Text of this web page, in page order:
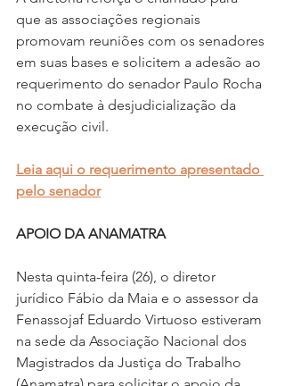
que as associações regionais
promovam reuniões com os senadores
em suas bases e solicitem a adesão ao
requerimento do senador Paulo Rocha
no combate à desjudicialização da
execução civil.
Leia aqui o requerimento apresentado
pelo senador
APOIO DA ANAMATRA
Nesta quinta-feira (26), o diretor
jurídico Fábio da Maia e o assessor da
Fenassojaf Eduardo Virtuoso estiveram
na sede da Associação Nacional dos
Magistrados da Justiça do Trabalho